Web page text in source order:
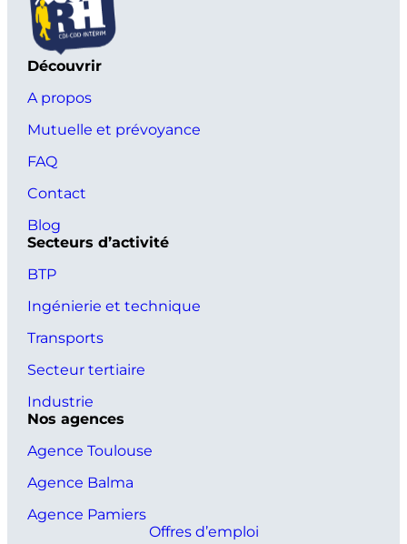
Découvrir
A propos
Mutuelle et prévoyance
FAQ
Contact
Blog
Secteurs d’activité
BTP
Ingénierie et technique
Transports
Secteur tertiaire
Industrie
Nos agences
Agence Toulouse
Agence Balma
Agence Pamiers
Offres d’emploi